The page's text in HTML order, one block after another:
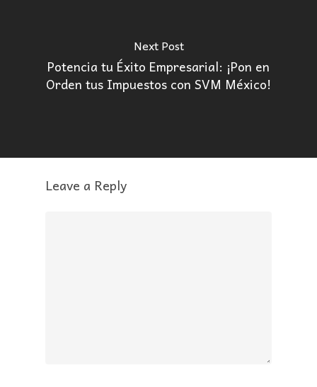
Next Post
Potencia tu Éxito Empresarial: ¡Pon en
Orden tus Impuestos con SVM México!
Leave a Reply